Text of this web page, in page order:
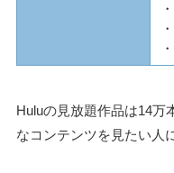
Huluの見放題作品は14万
なコンテンツを見たい人